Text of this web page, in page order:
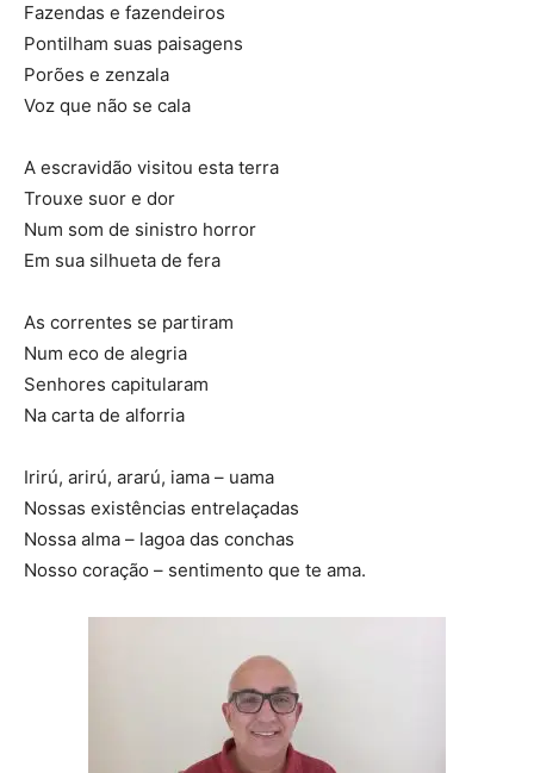
Fazendas e fazendeiros
Pontilham suas paisagens
Porões e zenzala
Voz que não se cala
A escravidão visitou esta terra
Trouxe suor e dor
Num som de sinistro horror
Em sua silhueta de fera
As correntes se partiram
Num eco de alegria
Senhores capitularam
Na carta de alforria
Irirú, arirú, ararú, iama – uama
Nossas existências entrelaçadas
Nossa alma – lagoa das conchas
Nosso coração – sentimento que te ama.